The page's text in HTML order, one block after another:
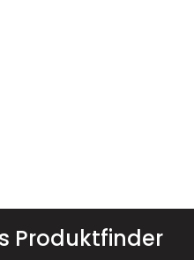
Produktfinder